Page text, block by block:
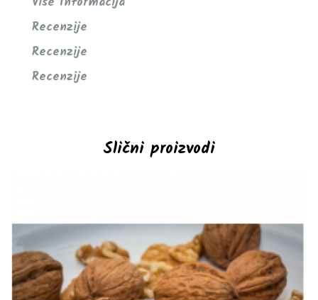
Recenzije
Recenzije
Recenzije
Slični proizvodi